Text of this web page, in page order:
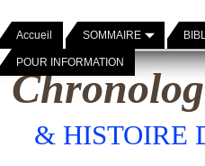
& HISTOIRE
Accueil SOMMAIRE
POUR INFORMATION